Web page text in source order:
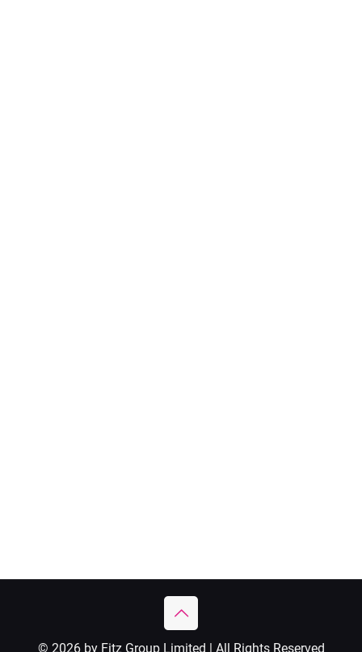
© 2026 by Fitz Group Limited | All Rights Reserved